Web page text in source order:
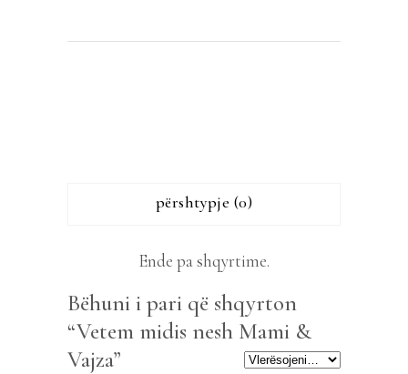
përshtypje (0)
Ende pa shqyrtime.
Bëhuni i pari që shqyrton
“Vetem midis nesh Mami &
Vajza”